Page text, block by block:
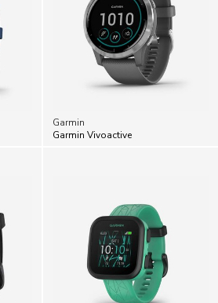
Garmin
Garmin Vivoactive